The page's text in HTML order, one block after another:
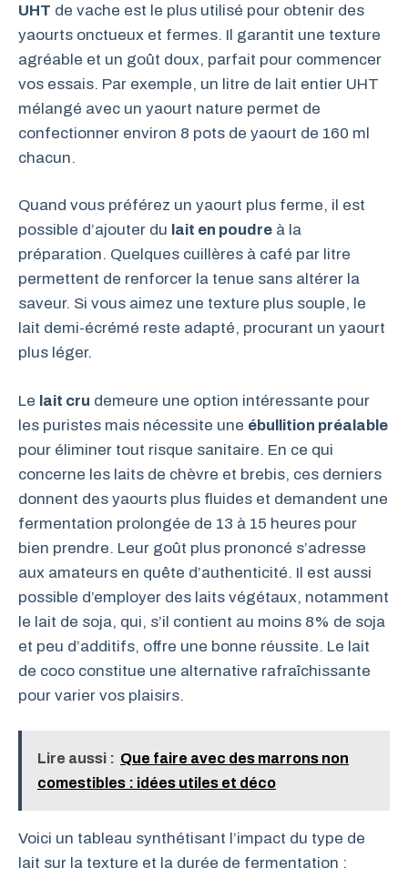
UHT de vache est le plus utilisé pour obtenir des
yaourts onctueux et fermes. Il garantit une texture
agréable et un goût doux, parfait pour commencer
vos essais. Par exemple, un litre de lait entier UHT
mélangé avec un yaourt nature permet de
confectionner environ 8 pots de yaourt de 160 ml
chacun.
Quand vous préférez un yaourt plus ferme, il est
possible d’ajouter du lait en poudre à la
préparation. Quelques cuillères à café par litre
permettent de renforcer la tenue sans altérer la
saveur. Si vous aimez une texture plus souple, le
lait demi-écrémé reste adapté, procurant un yaourt
plus léger.
Le lait cru demeure une option intéressante pour
les puristes mais nécessite une ébullition préalable
pour éliminer tout risque sanitaire. En ce qui
concerne les laits de chèvre et brebis, ces derniers
donnent des yaourts plus fluides et demandent une
fermentation prolongée de 13 à 15 heures pour
bien prendre. Leur goût plus prononcé s’adresse
aux amateurs en quête d’authenticité. Il est aussi
possible d’employer des laits végétaux, notamment
le lait de soja, qui, s’il contient au moins 8% de soja
et peu d’additifs, offre une bonne réussite. Le lait
de coco constitue une alternative rafraîchissante
pour varier vos plaisirs.
Lire aussi : Que faire avec des marrons non
comestibles : idées utiles et déco
Voici un tableau synthétisant l’impact du type de
lait sur la texture et la durée de fermentation :